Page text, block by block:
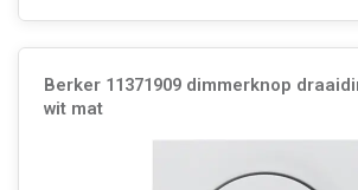
Berker 11371909 dimmerknop
wit mat